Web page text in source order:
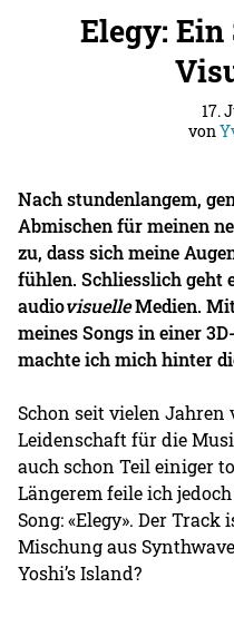
Elegy: Ein
17.
von
Nach stundenlangem,
Abmischen für meinen
zu, dass sich meine
fühlen. Schliesslich geht
audiovisuelleMedien.
meines Songs in einer
machte ich mich hinter
Schon seit vielen Jahren
Leidenschaft für die
auch schon Teil einiger
Längerem feile ich
Song: «Elegy». Der
Mischung aus
Yoshi’s Island?